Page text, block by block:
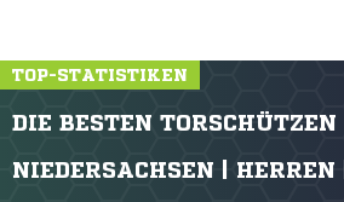
TOP-STATISTIKEN
DIE BESTEN TORSCHÜTZEN
NIEDERSACHSEN |